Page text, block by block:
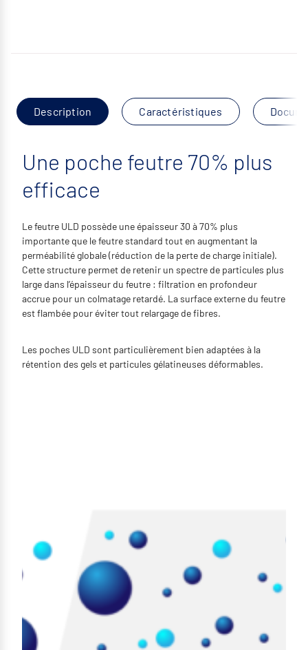
Description Caractéristiques
Une poche feutre 70% plus
efficace
Le feutre ULD possède une épaisseur 30 à 70% plus
importante que le feutre standard tout en augmentant la
perméabilité globale (réduction de la perte de charge initiale).
Cette structure permet de retenir un spectre de particules plus
large dans l’épaisseur du feutre : filtration en profondeur
accrue pour un colmatage retardé. La surface externe du feutre
est flambée pour éviter tout relargage de fibres.
Les poches ULD sont particulièrement bien adaptées à la
rétention des gels et particules gélatineuses déformables.